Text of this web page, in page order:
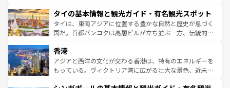
わってみてほしい。 なお、新着の韓国情報はコンテンツ一
覧 を参照してほしい。
急速な発展と共に伝統が息づく。ハノイの古い町並みやホ
ーチミン市のフランス統治時代の建物も、独特の雰囲気を
醸し出している。また、バラエティの豊かさとおいしさで
とつ。フォーやバインミー、ベトナムコーヒーなどは、ぜ
ひ現地で味わいたい。どの地域を訪れてもあたたかい人々
が旅行者を迎えてくれるので、きっと忘れられない旅にな
タイの基本情報と観光ガイド・有名観光スポット
タイは、東南アジアに位置する豊かな自然と歴史が息づく
国だ。首都バンコクは高層ビルが立ち並ぶ一方、伝統的な
の活気が交差している。北部ではチェンマイなどの山岳地
帯で自然と触れ合い、南部ではプーケットやクラビの美し
いビーチでリゾート気分を楽しむことができる。タイ料理
香港
アジアと西洋の文化が交わる香港は、特有のエネルギーを
もっている。ヴィクトリア湾に広がる壮大な景色、近未来